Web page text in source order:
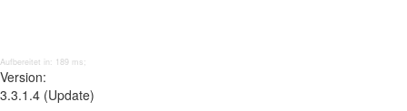
Aufbereitet in: 189 ms;
Version:
3.3.1.4 (Update)